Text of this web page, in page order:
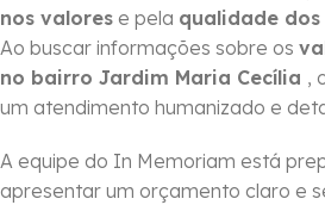
nos valores e pela qualidade
Ao buscar informações sobre os
no bairro Jardim Maria Cecília ,
um atendimento humanizado e
A equipe do In Memoriam está
apresentar um orçamento claro e